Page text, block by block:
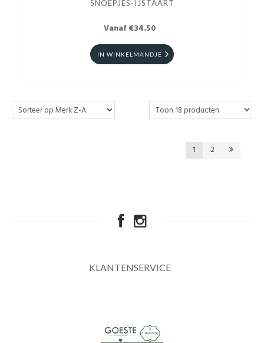
SNOEPJES-IJSTAART
Vanaf €34.50
IN WINKELMANDJE
1 2
KLANTENSERVICE